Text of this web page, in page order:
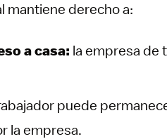
mantiene derecho a:
a casa: la empresa de
puede
la empresa.